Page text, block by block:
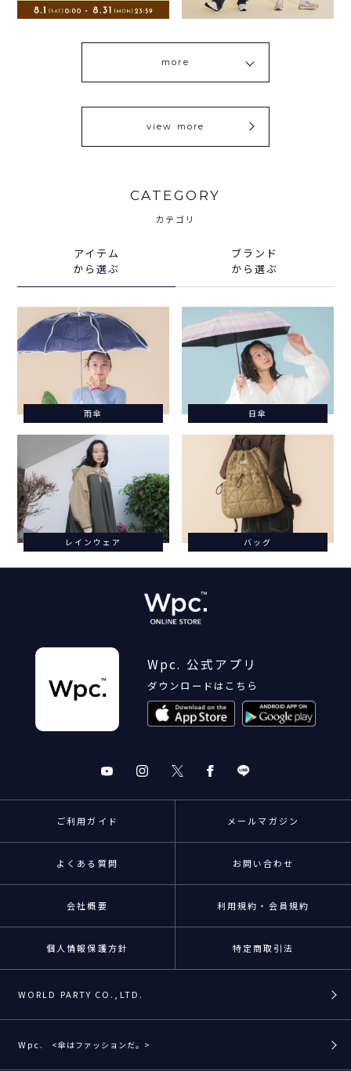
more
view more
CATEGORY
カテゴリ
アイテム
から選ぶ
ブランド
から選ぶ
雨傘 日傘
レインウェア バッグ
Wpc. 公式アプリ
ダウンロードはこちら
ご利用ガイド メールマガジン
よくある質問 お問い合わせ
会社概要 利用規約・会員規約
個人情報保護方針 特定商取引法
WORLD PARTY CO.,LTD.
Wpc. <傘はファッションだ。>